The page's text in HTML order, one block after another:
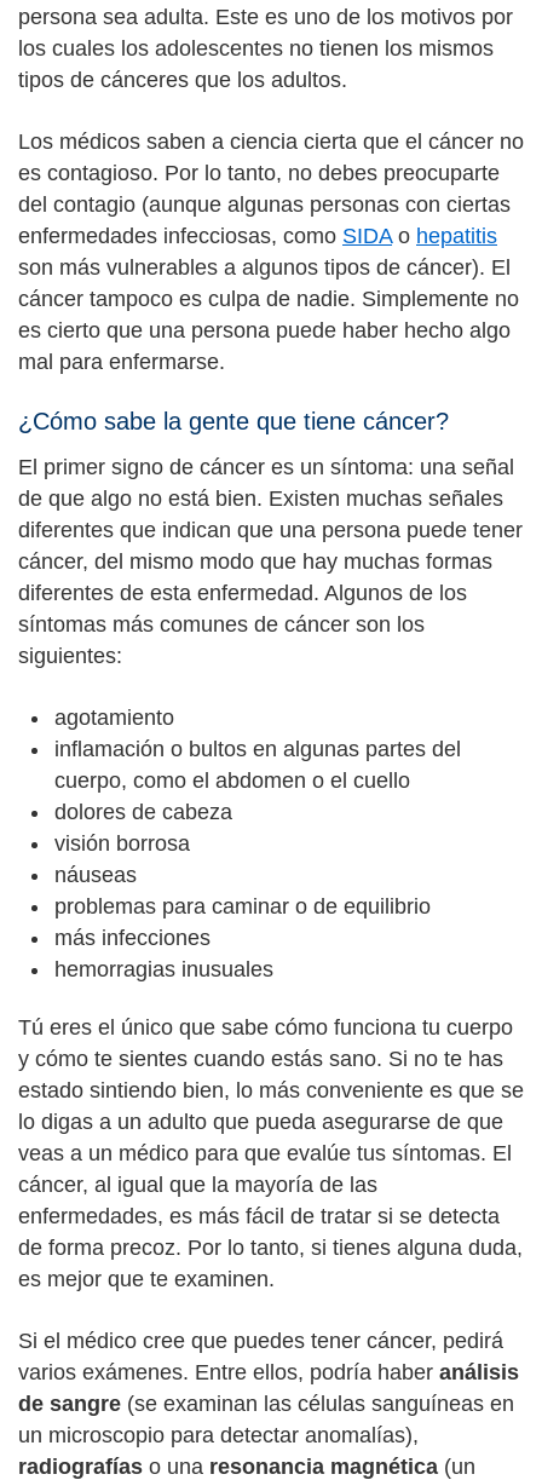
persona sea adulta. Este es uno de los motivos por
los cuales los adolescentes no tienen los mismos
tipos de cánceres que los adultos.
Los médicos saben a ciencia cierta que el cáncer no
es contagioso. Por lo tanto, no debes preocuparte
del contagio (aunque algunas personas con ciertas
enfermedades infecciosas, como SIDAo hepatitis
son más vulnerables a algunos tipos de cáncer). El
cáncer tampoco es culpa de nadie. Simplemente no
es cierto que una persona puede haber hecho algo
mal para enfermarse.
¿Cómo sabe la gente que tiene cáncer?
El primer signo de cáncer es un síntoma: una señal
de que algo no está bien. Existen muchas señales
diferentes que indican que una persona puede tener
cáncer, del mismo modo que hay muchas formas
diferentes de esta enfermedad. Algunos de los
síntomas más comunes de cáncer son los
siguientes:
agotamiento
inflamación o bultos en algunas partes del
cuerpo, como el abdomen o el cuello
dolores de cabeza
visión borrosa
náuseas
problemas para caminar o de equilibrio
más infecciones
hemorragias inusuales
Tú eres el único que sabe cómo funciona tu cuerpo
y cómo te sientes cuando estás sano. Si no te has
estado sintiendo bien, lo más conveniente es que se
lo digas a un adulto que pueda asegurarse de que
veas a un médico para que evalúe tus síntomas. El
cáncer, al igual que la mayoría de las
enfermedades, es más fácil de tratar si se detecta
de forma precoz. Por lo tanto, si tienes alguna duda,
es mejor que te examinen.
Si el médico cree que puedes tener cáncer, pedirá
varios exámenes. Entre ellos, podría haber análisis
de sangre (se examinan las células sanguíneas en
un microscopio para detectar anomalías),
radiografías o una resonancia magnética (un